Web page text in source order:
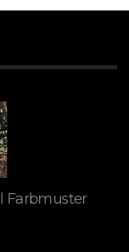
Farbmuster